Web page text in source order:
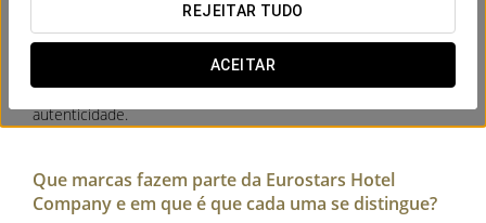
REJEITAR TUDO
ACEITAR
inovação e na ligação com o destino. A empresa oferece
alojamentos para diferentesmotivos de viagem: lazer,
e apartamentos, mantendo uma proposta
centrada na excelência do serviço, no conforto e na
autenticidade.
Que marcas fazem parte da Eurostars Hotel
Company e em que é que cada uma se distingue?